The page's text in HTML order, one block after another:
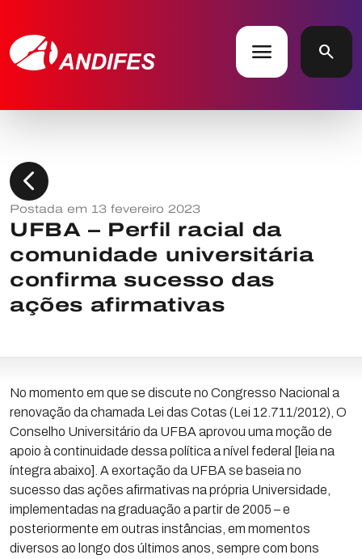
menu search
chevron_left
Postada em 13 fevereiro 2023
UFBA – Perfil racial da
comunidade universitária
confirma sucesso das
ações afirmativas
No momento em que se discute no Congresso Nacional a
renovação da chamada Lei das Cotas (Lei 12.711/2012), O
Conselho Universitário da UFBA aprovou uma moção de
apoio à continuidade dessa política a nível federal [leia na
íntegra abaixo]. A exortação da UFBA se baseia no
sucesso das ações afirmativas na própria Universidade,
implementadas na graduação a partir de 2005 – e
posteriormente em outras instâncias, em momentos
diversos ao longo dos últimos anos, sempre com bons